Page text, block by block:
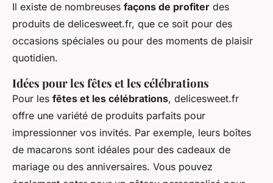
Il existe de nombreuses façons de profiter des
produits de delicesweet.fr, que ce soit pour des
occasions spéciales ou pour des moments de plaisir
quotidien.
Idées pour les fêtes et les célébrations
Pour les fêtes et les célébrations, delicesweet.fr
offre une variété de produits parfaits pour
impressionner vos invités. Par exemple, leurs boîtes
de macarons sont idéales pour des cadeaux de
mariage ou des anniversaires. Vous pouvez